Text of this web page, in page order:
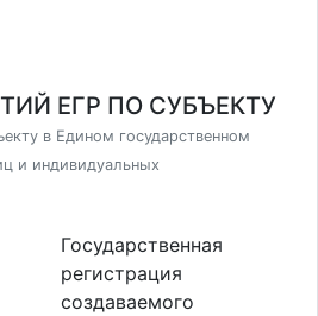
ЕГР ПО СУБЪЕКТУ
в Едином государственном
и индивидуальных
Государственная
регистрация
создаваемого